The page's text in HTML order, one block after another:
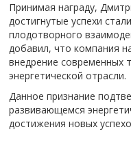
Принимая награду,
достигнутые успехи
плодотворного
добавил, что компания
внедрение современных
энергетической отрасли.
Данное признание
развивающемся
достижения новых